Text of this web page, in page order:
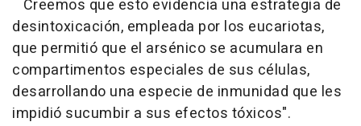
Creemos que esto evidencia una estrategia de
desintoxicación, empleada por los eucariotas,
que permitió que el arsénico se acumulara en
compartimentos especiales de sus células,
desarrollando una especie de inmunidad que les
impidió sucumbir a sus efectos tóxicos".